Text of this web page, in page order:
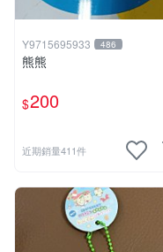
Y9715695933 486
熊熊
$200
近期銷量411件